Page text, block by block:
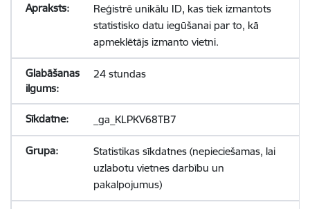
Reģistrē unikālu ID, kas tiek izmantots
statistisko datu iegūšanai par to, kā
apmeklētājs izmanto vietni.
24 stundas
_ga_KLPKV68TB7
Statistikas sīkdatnes (nepieciešamas, lai
uzlabotu vietnes darbību un
pakalpojumus)